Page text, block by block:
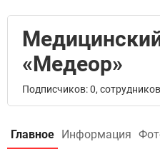
«Медеор»
Подписчиков: 0,
Главное Информация